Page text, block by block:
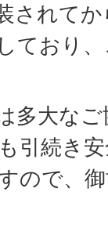
されて
ており
多大な
引続き
ので、